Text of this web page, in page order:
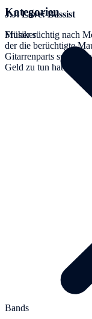
J.J. Love: Bassist
Früher süchtig nach
der die berüchtigte
Gitarrenparts spielen
Geld zu tun hat.
Kategorien
Musiker
Bands